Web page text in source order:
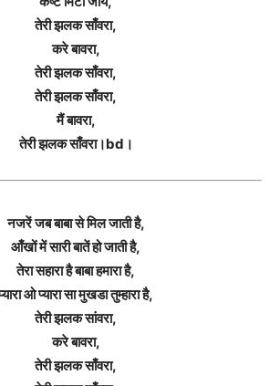
तेरी झलक साँवरा,
करे बावरा,
तेरी झलक साँवरा,
तेरी झलक साँवरा,
मैं बावरा,
तेरी झलक साँवरा।bd।
नजरें जब बाबा से मिल जाती है,
आँखों में सारी बातें हो जाती है,
तेरा सहारा है बाबा हमारा है,
ओ प्यारा सा मुखडा तुम्हारा है,
तेरी झलक सांवरा,
करे बावरा,
तेरी झलक साँवरा,